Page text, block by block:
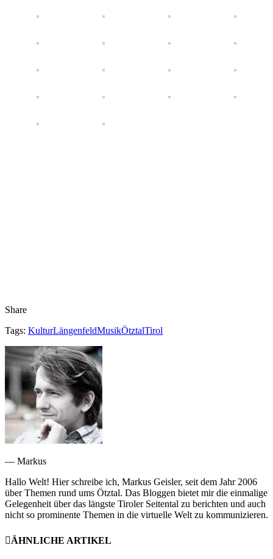
Share
Tags: KulturLängenfeldMusikÖtztalTirol
— Markus
Hallo Welt! Hier schreibe ich, Markus Geisler, seit dem Jahr 2006
über Themen rund ums Ötztal. Das Bloggen bietet mir die einmalige
Gelegenheit über das längste Tiroler Seitental zu berichten und auch
nicht so prominente Themen in die virtuelle Welt zu kommunizieren.
ÄHNLICHE ARTIKEL